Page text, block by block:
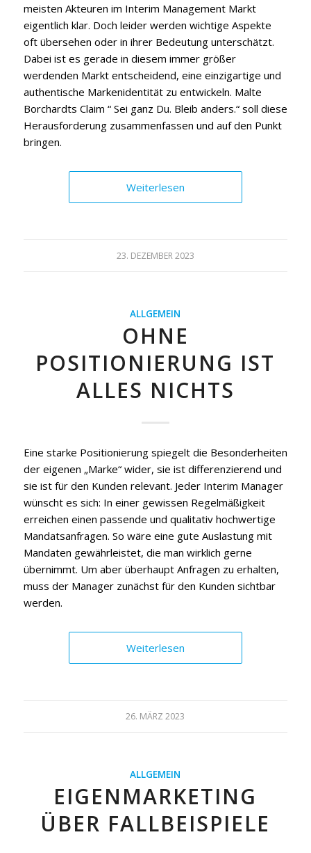
meisten Akteuren im Interim Management Markt
eigentlich klar. Doch leider werden wichtige Aspekte
oft übersehen oder in ihrer Bedeutung unterschätzt.
Dabei ist es gerade in diesem immer größer
werdenden Markt entscheidend, eine einzigartige und
authentische Markenidentität zu entwickeln. Malte
Borchardts Claim “ Sei ganz Du. Bleib anders.“ soll diese
Herausforderung zusammenfassen und auf den Punkt
bringen.
Weiterlesen
23. DEZEMBER 2023
ALLGEMEIN
OHNE
POSITIONIERUNG IST
ALLES NICHTS
Eine starke Positionierung spiegelt die Besonderheiten
der eigenen „Marke“ wider, sie ist differenzierend und
sie ist für den Kunden relevant. Jeder Interim Manager
wünscht es sich: In einer gewissen Regelmäßigkeit
erreichen einen passende und qualitativ hochwertige
Mandatsanfragen. So wäre eine gute Auslastung mit
Mandaten gewährleistet, die man wirklich gerne
übernimmt. Um aber überhaupt Anfragen zu erhalten,
muss der Manager zunächst für den Kunden sichtbar
werden.
Weiterlesen
26. MÄRZ 2023
ALLGEMEIN
EIGENMARKETING
ÜBER FALLBEISPIELE